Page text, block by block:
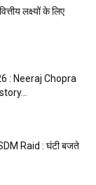
लक्ष्यों के लिए
: Neeraj Chopra
Raid : घंटी बजते